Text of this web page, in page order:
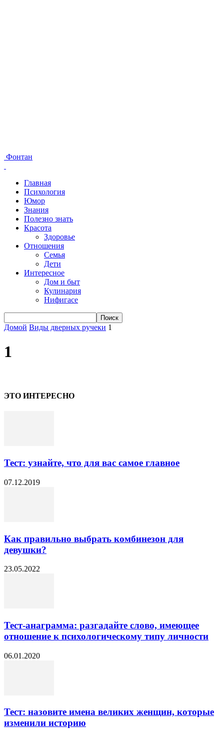
Фонтан
Главная
Психология
Юмор
Знания
Полезно знать
Красота
Здоровье
Отношения
Семья
Дети
Интересное
Дом и быт
Кулинария
Нифигасе
Домой Виды дверных ручеки 1
1
ЭТО ИНТЕРЕСНО
Тест: узнайте, что для вас самое главное
07.12.2019
Как правильно выбрать комбинезон для
девушки?
23.05.2022
Тест-анаграмма: разгадайте слово, имеющее
отношение к психологическому типу личности
06.01.2020
Тест: назовите имена великих женщин, которые
изменили историю